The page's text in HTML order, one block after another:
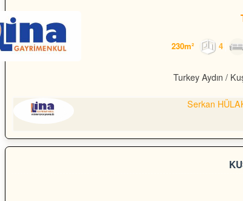
4
Turkey Aydın /
Serkan